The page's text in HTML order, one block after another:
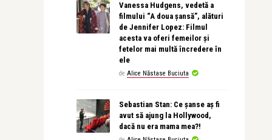
Vanessa Hudgens, vedetă a
filmului “A doua șansă”, alături
de Jennifer Lopez: Filmul
acesta va oferi femeilor și
fetelor mai multă încredere în
ele
de Alice Năstase Buciuta
Sebastian Stan: Ce șanse aș fi
avut să ajung la Hollywood,
dacă nu era mama mea?!